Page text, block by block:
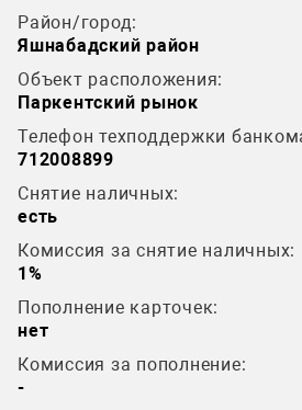
Район/город:
Яшнабадский район
Объект расположения:
Паркентский рынок
Телефон техподдержки
712008899
Снятие наличных:
есть
Комиссия за снятие наличных:
1%
Пополнение карточек:
нет
Комиссия за пополнение:
-